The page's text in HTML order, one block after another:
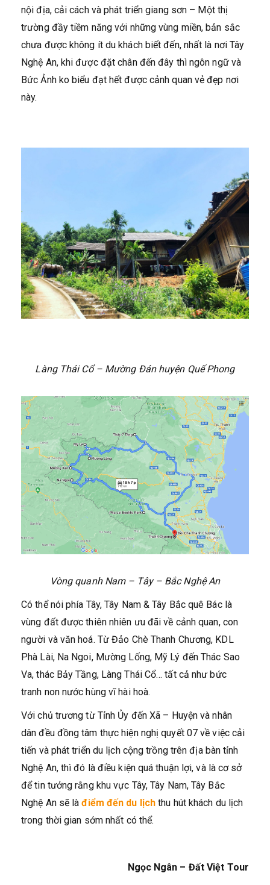
nội địa, cải cách và phát triển giang sơn – Một thị
trường đầy tiềm năng với những vùng miền, bản sắc
chưa được không ít du khách biết đến, nhất là nơi Tây
Nghệ An, khi được đặt chân đến đây thì ngôn ngữ và
Bức Ảnh ko biểu đạt hết được cảnh quan vẻ đẹp nơi
này.
Làng Thái Cổ – Mường Đán huyện Quế Phong
Vòng quanh Nam – Tây – Bắc Nghệ An
Có thể nói phía Tây, Tây Nam & Tây Bắc quê Bác là
vùng đất được thiên nhiên ưu đãi về cảnh quan, con
người và văn hoá. Từ Đảo Chè Thanh Chương, KDL
Phà Lài, Na Ngoi, Mường Lống, Mỹ Lý đến Thác Sao
Va, thác Bảy Tầng, Làng Thái Cổ… tất cả như bức
tranh non nước hùng vĩ hài hoà.
Với chủ trương từ Tỉnh Ủy đến Xã – Huyện và nhân
dân đều đồng tâm thực hiện nghị quyết 07 về việc cải
tiến và phát triển du lịch cộng trồng trên địa bàn tỉnh
Nghệ An, thì đó là điều kiện quá thuận lợi, và là cơ sở
để tin tưởng rằng khu vực Tây, Tây Nam, Tây Bắc
Nghệ An sẽ làđiểm đến du lịch thu hút khách du lịch
trong thời gian sớm nhất có thể.
Ngọc Ngân – Đất Việt Tour